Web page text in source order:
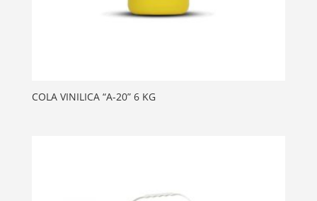
COLA VINILICA “A-20” 6 KG